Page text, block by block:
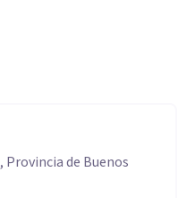
Provincia de Buenos